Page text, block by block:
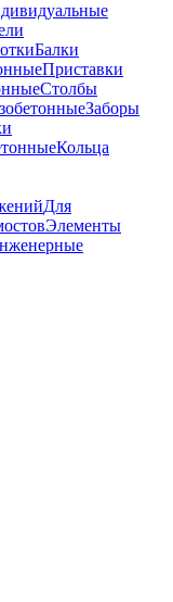
Балки
Приставки
Столбы
Заборы
Кольца
Для
Элементы